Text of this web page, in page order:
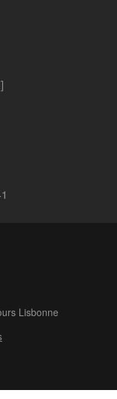
Lisbonne